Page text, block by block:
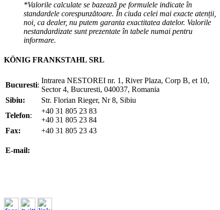
*Valorile calculate se bazează pe formulele indicate în
standardele corespunzătoare. În ciuda celei mai exacte atenții,
noi, ca dealer, nu putem garanta exactitatea datelor. Valorile
nestandardizate sunt prezentate în tabele numai pentru
informare.
KÖNIG FRANKSTAHL SRL
Bucuresti:
Intrarea NESTOREI nr. 1, River Plaza, Corp B, et 10,
Sector 4, Bucuresti, 040037, Romania
Sibiu:
Str. Florian Rieger, Nr 8, Sibiu
Telefon:
+40 31 805 23 83
+40 31 805 23 84
Fax:
+40 31 805 23 43
E-mail: